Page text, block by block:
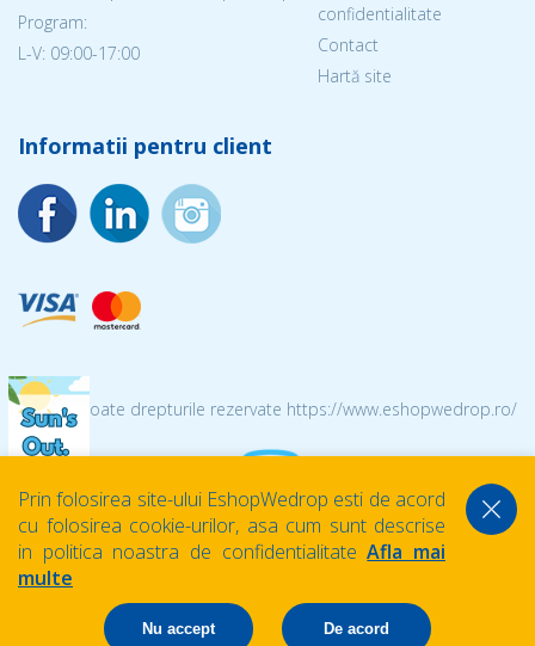
Program:
L-V: 09:00-17:00
confidentialitate
Contact
Hartă site
Informatii pentru client
© 2026 Toate drepturile rezervate https://www.eshopwedrop.ro/
Prin folosirea site-ului EshopWedrop esti de acord
cu folosirea cookie-urilor, asa cum sunt descrise
in politica noastra de confidentialitateAfla mai
multe
Nu accept De acord